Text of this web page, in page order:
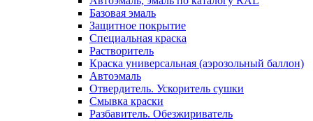
Базовая эмаль
Защитное покрытие
Специальная краска
Растворитель
Краска универсальная (аэрозольный баллон)
Автоэмаль
Отвердитель. Ускоритель сушки
Смывка краски
Разбавитель. Обезжириватель